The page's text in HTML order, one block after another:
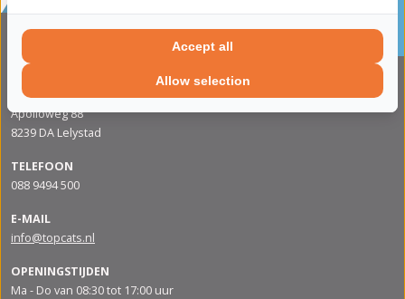
Sinds 2002 de specialist in katalysatoren en
roetfilters
CONTACTGEGVENS
ADRES
Apolloweg 88
8239 DA Lelystad
TELEFOON
088 9494 500
E-MAIL
info@topcats.nl
OPENINGSTIJDEN
Ma - Do van 08:30 tot 17:00 uur
Allow selection
Accept all